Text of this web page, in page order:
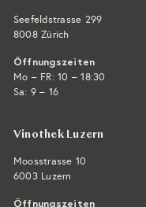
Seefeldstrasse 299
8008 Zürich
Öffnungszeiten
Mo – FR: 10 – 18:30
Sa: 9 – 16
Vinothek Luzern
Moosstrasse 10
6003 Luzern
Öffnungszeiten